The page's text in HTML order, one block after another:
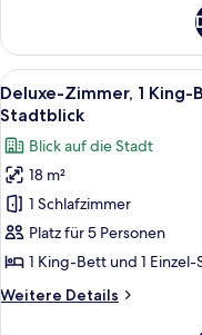
anzeigen
Zweibettzimmer,
Nichtraucher
(with
Sofa
Alle
Fotos
für
Deluxe-
Zimmer,
1 King-
Bett
und
Schlafsofa,
Nichtraucher,
12
Deluxe-Zimmer, 1
Stadtblick
Blick auf die Stadt
18 m²
1 Schlafzimmer
Platz für 5 Personen
1 King-Bett und 1 Einzel-
Weitere Details
Weitere